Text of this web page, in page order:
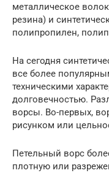
металлическое
резина) и
полипропилен,
На сегодня
все более
техническими
долговечностью.
ворсы. Во-первых,
рисунком или
Петельный ворс
плотную или